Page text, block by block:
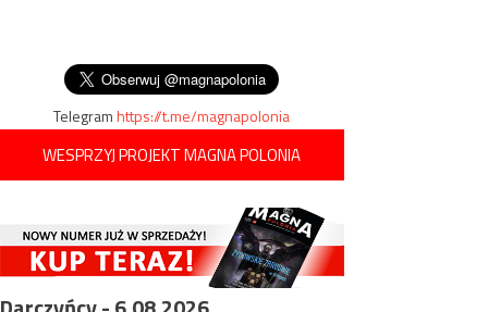
Telegramhttps://t.me/magnapolonia
WESPRZYJ PROJEKT MAGNA POLONIA